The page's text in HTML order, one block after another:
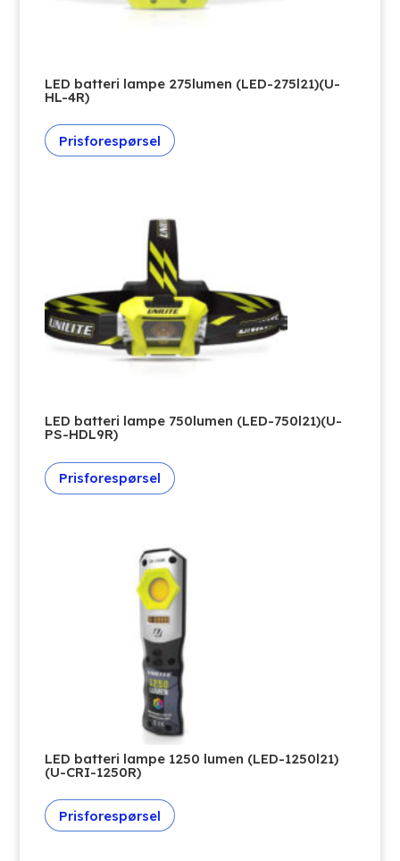
LED batteri lampe 275lumen (LED-275l21)(U-
HL-4R)
Prisforespørsel
LED batteri lampe 750lumen (LED-750l21)(U-
PS-HDL9R)
Prisforespørsel
LED batteri lampe 1250 lumen (LED-1250l21)
(U-CRI-1250R)
Prisforespørsel